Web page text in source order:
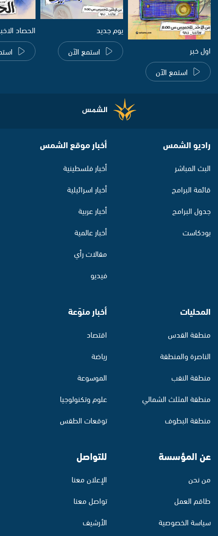
اول خبر
استمع الآن
يوم جديد
استمع الآن
الحصاد
راديو الشمس
البث المباشر
قائمة البرامج
جدول البرامج
بودكاست
أخبار موقع الشمس
أخبار فلسطينية
أخبار اسرائيلية
أخبار عربية
أخبار عالمية
مقالات رأي
فيديو
المحليات
منطقة القدس
الناصرة والمنطقة
منطقة النقب
منطقة المثلث الشمالي
منطقة البطوف
أخبار منوّعة
اقتصاد
رياضة
الموسوعة
علوم وتكنولوجيا
توقعات الطقس
عن المؤسسة
من نحن
طاقم العمل
سياسة الخصوصية
للتواصل
الإعلان معنا
تواصل معنا
الأرشيف